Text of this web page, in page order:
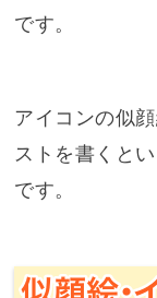
です。
アイコンの似
ストを書くと
です。